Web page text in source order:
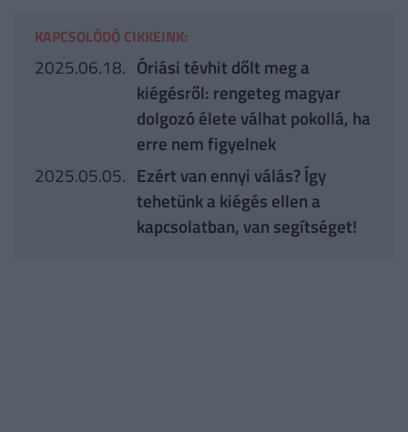
KAPCSOLÓDÓ CIKKEINK:
2025.06.18. Óriási tévhit dőlt meg a
kiégésről: rengeteg magyar
dolgozó élete válhat pokollá, ha
erre nem figyelnek
2025.05.05. Ezért van ennyi válás? Így
tehetünk a kiégés ellen a
kapcsolatban, van segítséget!